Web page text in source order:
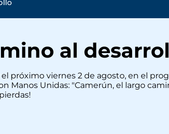
al
el próximo viernes 2 de agosto, en el
Manos Unidas: "Camerún, el largo